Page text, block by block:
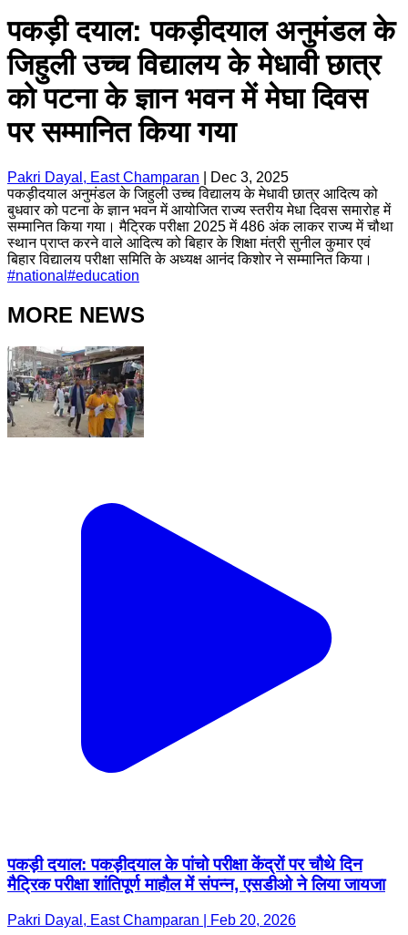
पकड़ी दयाल: पकड़ीदयाल अनुमंडल के
जिहुली उच्च विद्यालय के मेधावी छात्र
को पटना के ज्ञान भवन में मेघा दिवस
पर सम्मानित किया गया
Pakri Dayal, East Champaran
Dec 3, 2025
पकड़ीदयाल अनुमंडल के जिहुली उच्च विद्यालय के मेधावी छात्र आदित्य को
बुधवार को पटना के ज्ञान भवन में आयोजित राज्य स्तरीय मेधा दिवस समारोह में
सम्मानित किया गया। मैट्रिक परीक्षा 2025 में 486 अंक लाकर राज्य में चौथा
स्थान प्राप्त करने वाले आदित्य को बिहार के शिक्षा मंत्री सुनील कुमार एवं
बिहार विद्यालय परीक्षा समिति के अध्यक्ष आनंद किशोर ने सम्मानित किया।
#national #education
MORE NEWS
पकड़ी दयाल: पकड़ीदयाल के पांचो परीक्षा केंद्रों पर चौथे दिन
मैट्रिक परीक्षा शांतिपूर्ण माहौल में संपन्न, एसडीओ ने लिया जायजा
Pakri Dayal, East Champaran | Feb 20, 2026